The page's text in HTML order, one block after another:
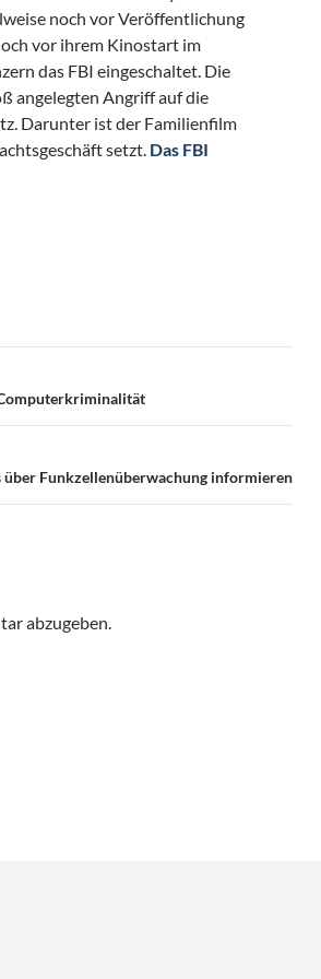
noch vor Veröffentlichung
vor ihrem Kinostart im
das FBI eingeschaltet. Die
angelegten Angriff auf die
Darunter ist der Familienfilm
setzt. Das FBI
über Funkzellenüberwachung informieren
abzugeben.